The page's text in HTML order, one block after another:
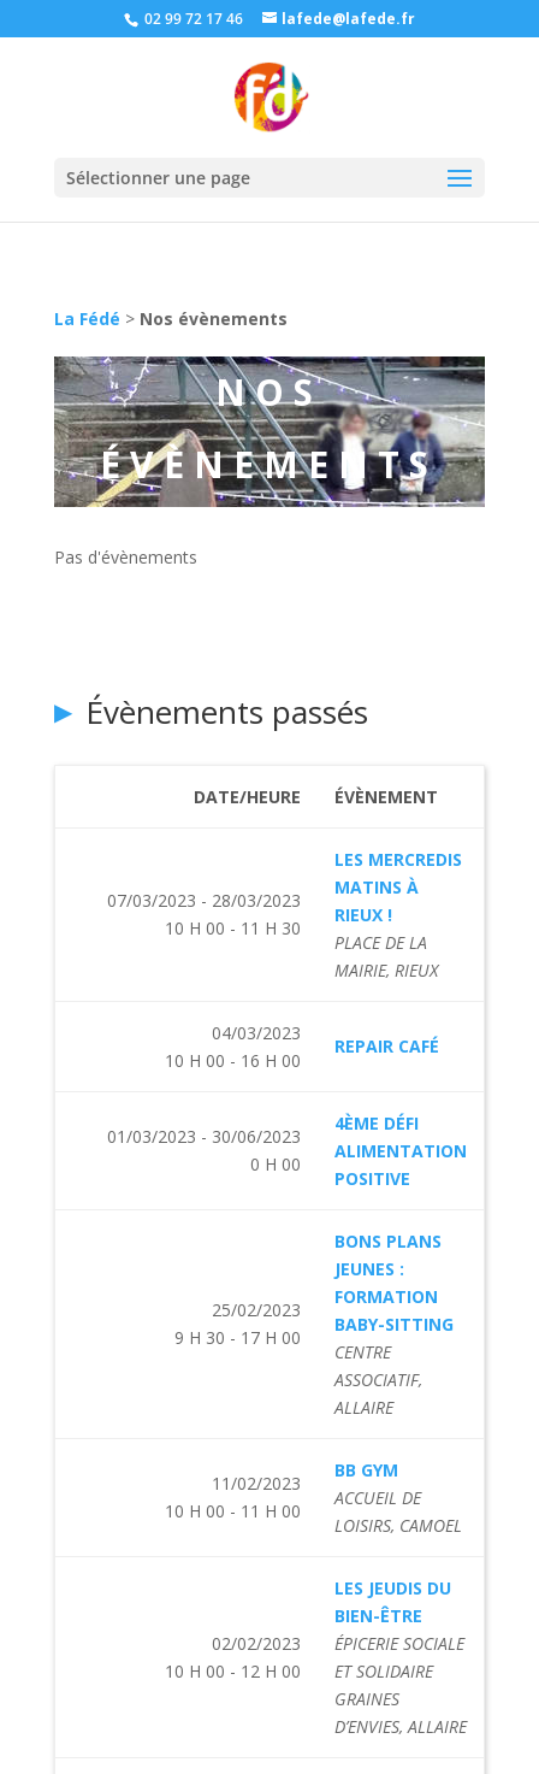
02 99 72 17 46 lafede@lafede.fr
Sélectionner une page
La Fédé > Nos évènements
NOS
ÉVÈNEMENTS
Pas d'évènements
Évènements passés
DATE/HEURE ÉVÈNEMENT
07/03/2023 - 28/03/2023
10 H 00 - 11 H 30
LES MERCREDIS
MATINS À
RIEUX !
PLACE DE LA
MAIRIE, RIEUX
04/03/2023
10 H 00 - 16 H 00
REPAIR CAFÉ
01/03/2023 - 30/06/2023
0 H 00
4ÈME DÉFI
ALIMENTATION
POSITIVE
25/02/2023
9 H 30 - 17 H 00
BONS PLANS
JEUNES :
FORMATION
BABY-SITTING
CENTRE
ASSOCIATIF,
ALLAIRE
11/02/2023
10 H 00 - 11 H 00
BB GYM
ACCUEIL DE
LOISIRS, CAMOEL
02/02/2023
10 H 00 - 12 H 00
LES JEUDIS DU
BIEN-ÊTRE
ÉPICERIE SOCIALE
ET SOLIDAIRE
GRAINES
D’ENVIES, ALLAIRE